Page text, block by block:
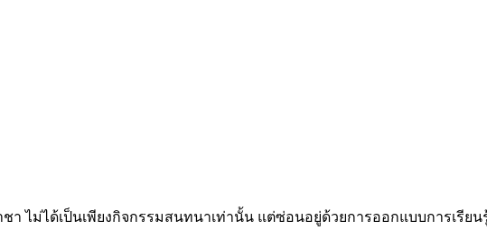
ชา ไม่ได้เป็นเพียงกิจกรรมสนทนาเท่านั้น แต่ซ่อนอยู่ด้วยการออกแบบการเรี